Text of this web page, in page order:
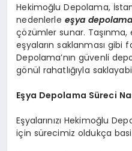
Hekimoğlu Depolama,
nedenlerle eşya depolama
çözümler sunar.
eşyaların saklanması gibi
Depolama’nın güvenli
gönül rahatlığıyla
Eşya Depolama Süreci
Eşyalarınızı Hekimoğlu
için sürecimiz oldukça